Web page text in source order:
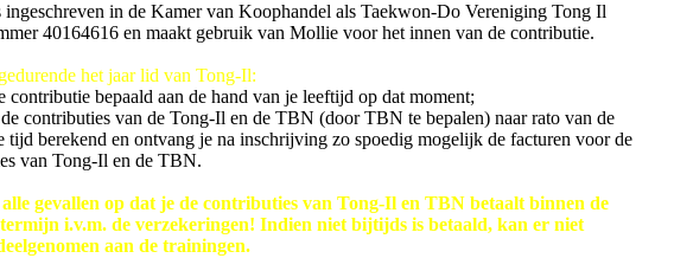
in de Kamer van Koophandel als Taekwon-Do Vereniging Tong Il
40164616 en maakt gebruik van Mollie voor het innen van de contributie.
het jaar lid van Tong-Il:
contributie bepaald aan de hand van je leeftijd op dat moment;
contributies van de Tong-Il en de TBN (door TBN te bepalen) naar rato van de
tijd berekend en ontvang je na inschrijving zo spoedig mogelijk de facturen voor de
van Tong-Il en de TBN.
gevallen op dat je de contributies van Tong-Il en TBN betaalt binnen de
i.v.m. de verzekeringen! Indien niet bijtijds is betaald, kan er niet
aan de trainingen.